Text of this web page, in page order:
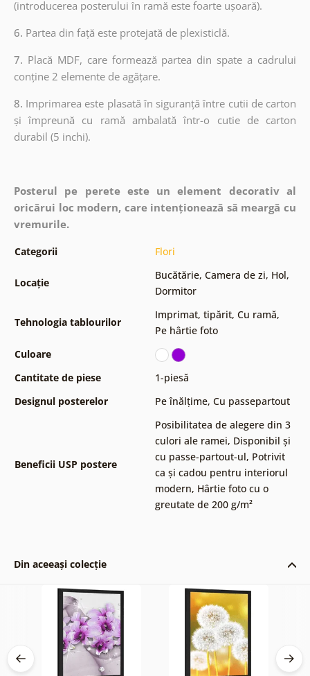
(introducerea posterului în ramă este foarte ușoară).
6. Partea din față este protejată de plexisticlă.
7. Placă MDF, care formează partea din spate a cadrului
conține 2 elemente de agățare.
8. Imprimarea este plasată în siguranță între cutii de carton
și împreună cu ramă ambalată într-o cutie de carton
durabil (5 inchi).
Posterul pe perete este un element decorativ al
oricărui loc modern, care intenționează să meargă cu
vremurile.
Categorii Flori
Locație
Bucătărie, Camera de zi, Hol,
Dormitor
Tehnologia tablourilor
Imprimat, tipărit, Cu ramă,
Pe hârtie foto
Culoare
Cantitate de piese
1-piesă
Designul posterelor
Pe înălțime, Cu passepartout
Beneficii USP postere
Posibilitatea de alegere din 3
culori ale ramei, Disponibil și
cu passe-partout-ul, Potrivit
ca și cadou pentru interiorul
modern, Hârtie foto cu o
greutate de 200 g/m²
Din aceeași colecție